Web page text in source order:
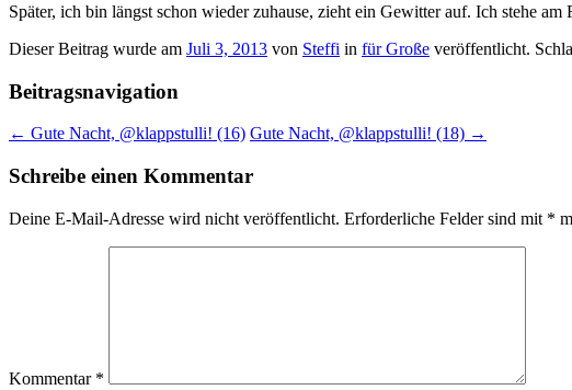
Später, ich bin längst schon wieder zuhause, zieht ein Gewitter auf. Ich stehe
Dieser Beitrag wurde am Juli 3, 2013 von Steffi in für Große veröffentlicht.
Beitragsnavigation
← Gute Nacht, @klappstulli! (16) Gute Nacht, @klappstulli! (18) →
Schreibe einen Kommentar
Deine E-Mail-Adresse wird nicht veröffentlicht. Erforderliche Felder sind mit *
Kommentar *